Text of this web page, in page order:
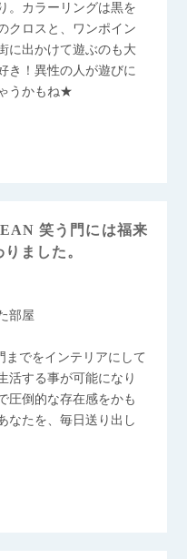
。カラーリングは黒を
クロスと、ワンポイン
に出かけて遊ぶのも大
き！異性の人が遊びに
うかもね★
笑う門には福来
ました。
部屋
までをインテリアにして
活する事が可能になり
圧倒的な存在感をかも
なたを、毎日送り出し